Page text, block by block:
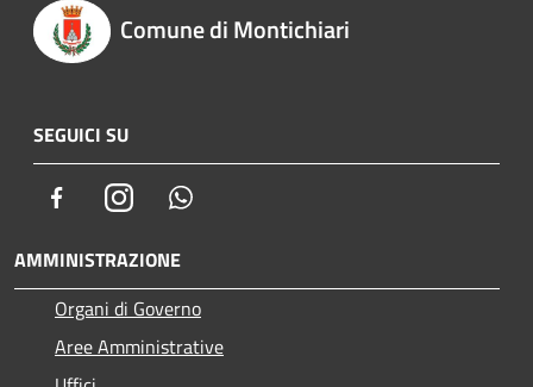
Comune di Montichiari
SEGUICI SU
FacebookInstagram
AMMINISTRAZIONE
Organi di Governo
Aree Amministrative